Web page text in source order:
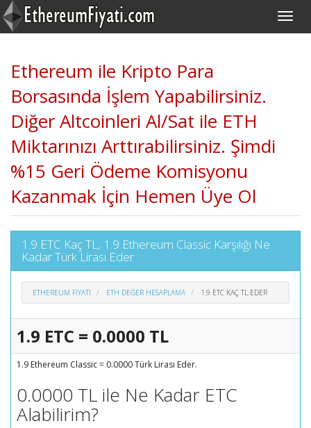
Ethereum ile Kripto Para
Borsasında İşlem Yapabilirsiniz.
Diğer Altcoinleri Al/Sat ile ETH
Miktarınızı Arttırabilirsiniz. Şimdi
%15 Geri Ödeme Komisyonu
Kazanmak İçin Hemen Üye Ol
1.9 ETC Kaç TL, 1.9 Ethereum Classic Karşılığı Ne
Kadar Türk Lirası Eder
ETHEREUM FIYATI ETH DEĞER HESAPLAMA 1.9 ETC KAÇ TL EDER
1.9 ETC = 0.0000 TL
1.9 Ethereum Classic = 0.0000 Türk Lirası Eder.
0.0000 TL ile Ne Kadar ETC
Alabilirim?